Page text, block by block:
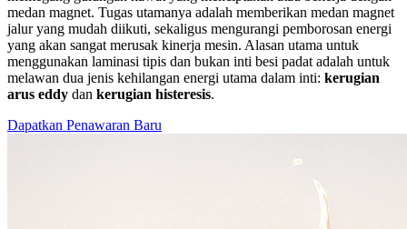
medan magnet. Tugas utamanya adalah memberikan medan magnet
jalur yang mudah diikuti, sekaligus mengurangi pemborosan energi
yang akan sangat merusak kinerja mesin. Alasan utama untuk
menggunakan laminasi tipis dan bukan inti besi padat adalah untuk
melawan dua jenis kehilangan energi utama dalam inti: kerugian
arus eddy dan kerugian histeresis.
Dapatkan Penawaran Baru